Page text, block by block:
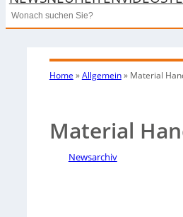
Search
Home »Allgemein» Material
Material
Newsarchiv